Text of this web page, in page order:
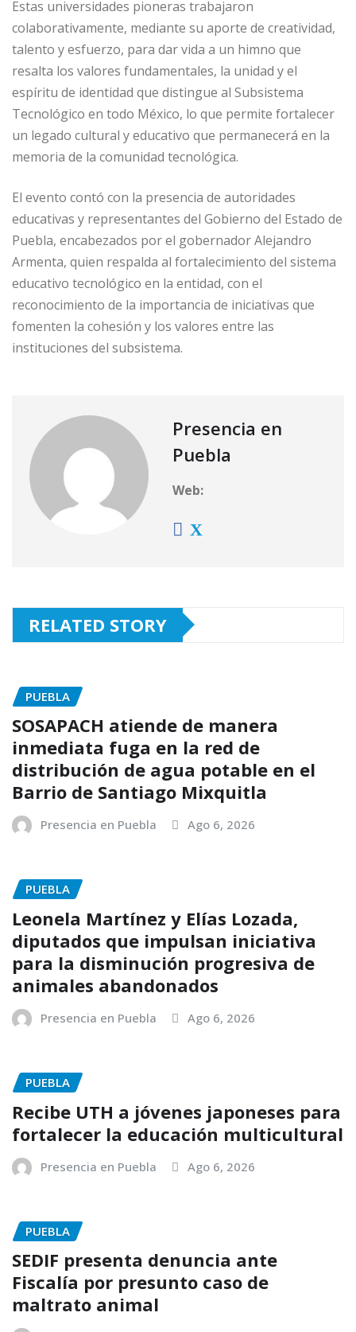
Estas universidades pioneras trabajaron
colaborativamente, mediante su aporte de creatividad,
talento y esfuerzo, para dar vida a un himno que
resalta los valores fundamentales, la unidad y el
espíritu de identidad que distingue al Subsistema
Tecnológico en todo México, lo que permite fortalecer
un legado cultural y educativo que permanecerá en la
memoria de la comunidad tecnológica.
El evento contó con la presencia de autoridades
educativas y representantes del Gobierno del Estado de
Puebla, encabezados por el gobernador Alejandro
Armenta, quien respalda al fortalecimiento del sistema
educativo tecnológico en la entidad, con el
reconocimiento de la importancia de iniciativas que
fomenten la cohesión y los valores entre las
instituciones del subsistema.
Presencia en
Puebla
Web:
RELATED STORY
PUEBLA
SOSAPACH atiende de manera
inmediata fuga en la red de
distribución de agua potable en el
Barrio de Santiago Mixquitla
Presencia en Puebla Ago 6, 2026
PUEBLA
Leonela Martínez y Elías Lozada,
diputados que impulsan iniciativa
para la disminución progresiva de
animales abandonados
Presencia en Puebla Ago 6, 2026
PUEBLA
Recibe UTH a jóvenes japoneses para
fortalecer la educación multicultural
Presencia en Puebla Ago 6, 2026
PUEBLA
SEDIF presenta denuncia ante
Fiscalía por presunto caso de
maltrato animal